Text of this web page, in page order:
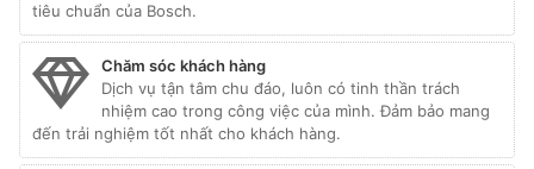
tiêu chuẩn của Bosch.
Chăm sóc khách hàng
Dịch vụ tận tâm chu đáo, luôn có tinh thần trách
nhiệm cao trong công việc của mình. Đảm bảo mang
đến trải nghiệm tốt nhất cho khách hàng.